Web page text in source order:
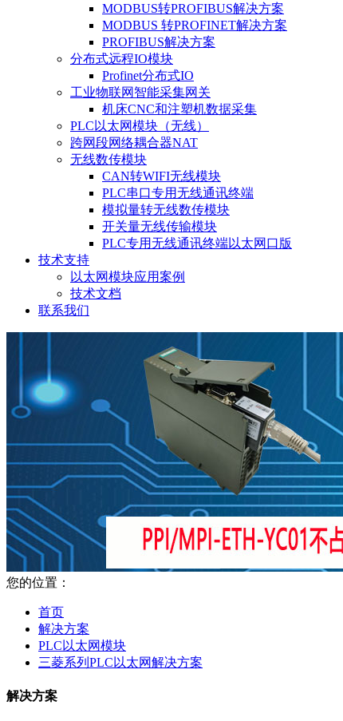
MODBUS转PROFIBUS解决方案
MODBUS 转PROFINET解决方案
PROFIBUS解决方案
分布式远程IO模块
Profinet分布式IO
工业物联网智能采集网关
机床CNC和注塑机数据采集
PLC以太网模块（无线）
跨网段网络耦合器NAT
无线数传模块
CAN转WIFI无线模块
PLC串口专用无线通讯终端
模拟量转无线数传模块
开关量无线传输模块
PLC专用无线通讯终端以太网口版
技术支持
以太网模块应用案例
技术文档
联系我们
您的位置：
首页
解决方案
PLC以太网模块
三菱系列PLC以太网解决方案
解决方案